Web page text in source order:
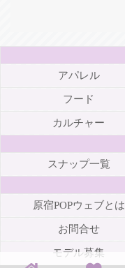
アパレル
フード
カルチャー
スナップ一覧
原宿POPウェブとは
お問合せ
モデル募集